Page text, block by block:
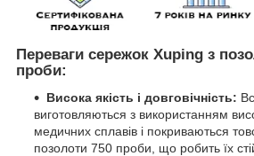
Переваги сережок Xuping з
проби:
Висока якість і довговічність:
виготовляються з використанням
медичних сплавів і покриваються
позолоти 750 проби, що робить їх